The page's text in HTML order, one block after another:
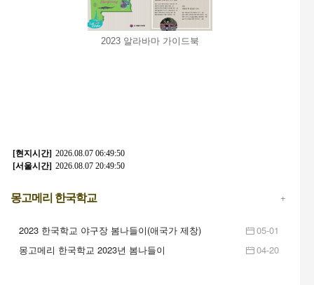
2023 알라바마 가이드북
몽고메리 한국학교 +
2023 한국학교 야구장 봄나들이(애국가 제창)
05-01
몽고메리 한국학교 2023년 봄나들이
04-20